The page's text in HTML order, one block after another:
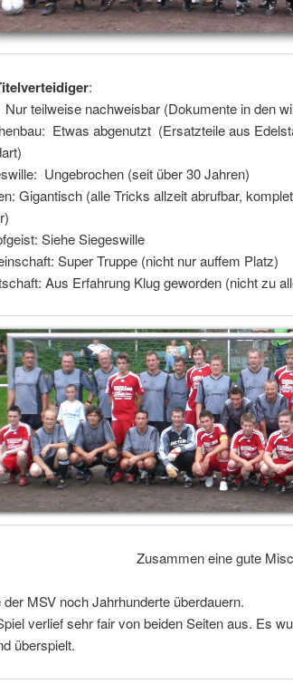
:
teilweise nachweisbar (Dokumente in den
Etwas abgenutzt (Ersatzteile aus
Ungebrochen (seit über 30 Jahren)
Gigantisch (alle Tricks allzeit abrufbar,
Siehe Siegeswille
Super Truppe (nicht nur auffem Platz)
Aus Erfahrung Klug geworden (nicht zu
Zusammen eine gute
der MSV noch Jahrhunderte überdauern.
verlief sehr fair von beiden Seiten aus. Es
überspielt.